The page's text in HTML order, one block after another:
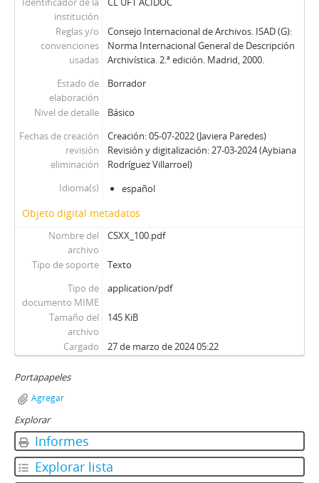
institución
Reglas y/o
convenciones
usadas
Consejo Internacional de Archivos. ISAD (G):
Norma Internacional General de Descripción
Archivística. 2.ª edición. Madrid, 2000.
Estado de
elaboración
Borrador
Nivel de detalle
Básico
Fechas de creación
revisión
eliminación
Creación: 05-07-2022 (Javiera Paredes)
Revisión y digitalización: 27-03-2024 (Aybiana
Rodríguez Villarroel)
Idioma(s)
español
Objeto digital metadatos
Nombre del
archivo
CSXX_100.pdf
Tipo de soporte
Texto
Tipo de
documento MIME
application/pdf
Tamaño del
archivo
145 KiB
Cargado 27 de marzo de 2024 05:22
Portapapeles
Agregar
Explorar
Informes
Explorar lista